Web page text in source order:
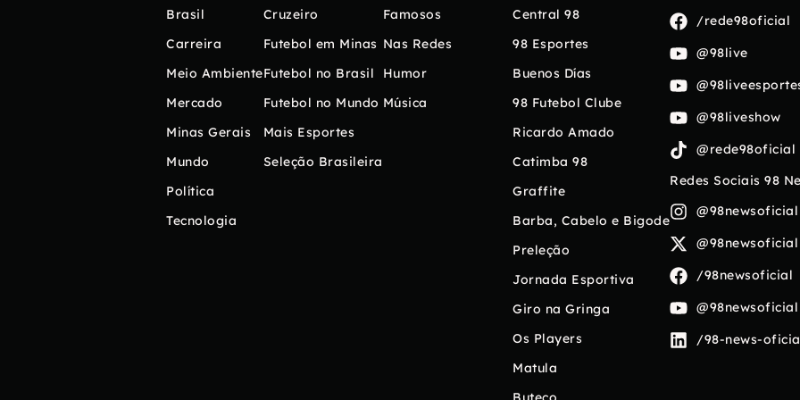
Brasil
Carreira
Meio Ambiente
Mercado
Minas Gerais
Mundo
Política
Tecnologia
Cruzeiro
Futebol em Minas
Futebol no Brasil
Futebol no Mundo
Mais Esportes
Seleção Brasileira
Famosos
Nas Redes
Humor
Música
Central 98
98 Esportes
Buenos Días
98 Futebol Clube
Ricardo Amado
Catimba 98
Graffite
Barba, Cabelo e Bigode
Preleção
Jornada Esportiva
Giro na Gringa
Os Players
Matula
/rede98oficial
@98live
@98liveshow
@rede98oficial
Redes Sociais 98
@98newsoficial
@98newsoficial
/98newsoficial
@98newsoficial
/98-news-